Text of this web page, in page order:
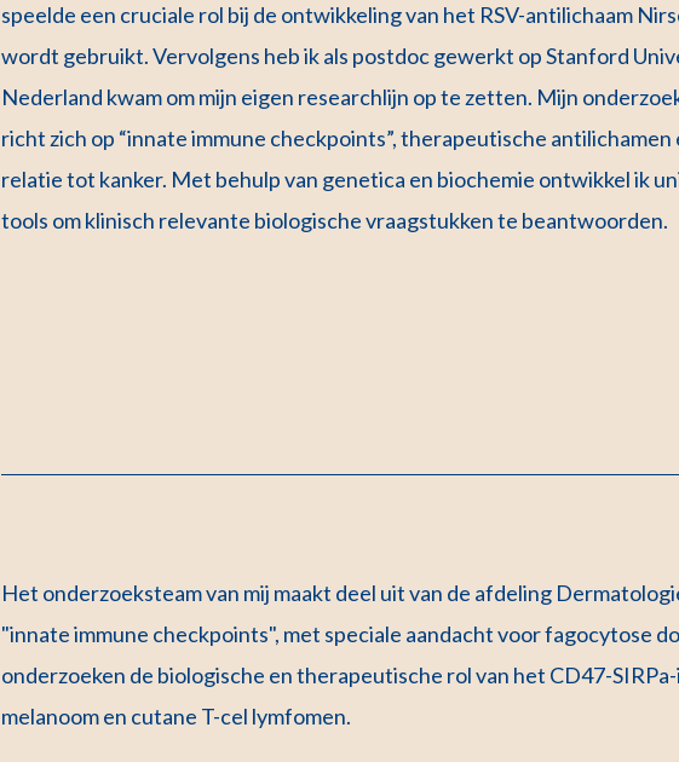
speelde een cruciale rol bij de ontwikkeling van het RSV-antilichaam
wordt gebruikt. Vervolgens heb ik als postdoc gewerkt op Stanford
Nederland kwam om mijn eigen researchlijn op te zetten. Mijn
richt zich op “innate immune checkpoints”, therapeutische
relatie tot kanker. Met behulp van genetica en biochemie ontwikkel ik
tools om klinisch relevante biologische vraagstukken te beantwoorden.
Het onderzoeksteam van mij maakt deel uit van de afdeling
"innate immune checkpoints", met speciale aandacht voor fagocytose
onderzoeken de biologische en therapeutische rol van het CD47-
melanoom en cutane T-cel lymfomen.